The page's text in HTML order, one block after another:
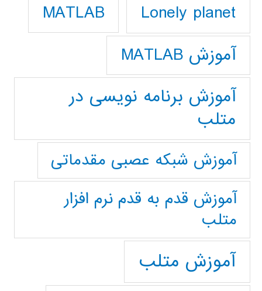
Lonely planet
MATLAB
آموزش MATLAB
آموزش برنامه نویسی در
متلب
آموزش شبکه عصبی مقدماتی
آموزش قدم به قدم نرم افزار
متلب
آموزش متلب